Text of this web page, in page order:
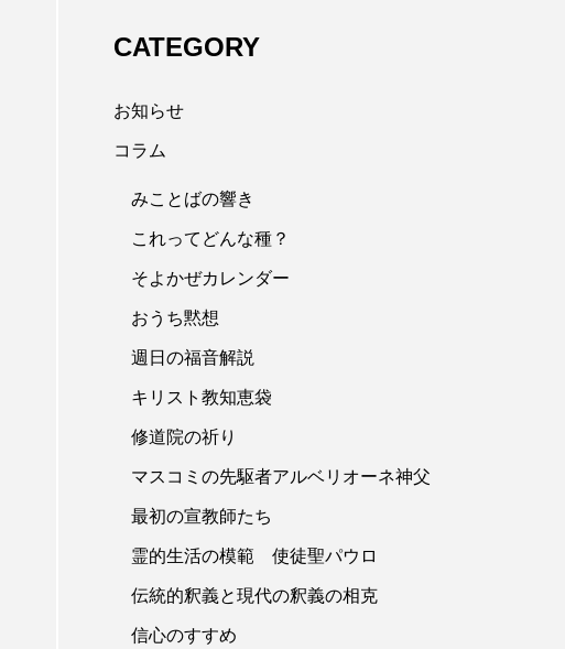
CATEGORY
お知らせ
コラム
みことばの響き
これってどんな種？
そよかぜカレンダー
おうち黙想
週日の福音解説
キリスト教知恵袋
修道院の祈り
マスコミの先駆者アルベリオーネ神父
最初の宣教師たち
霊的生活の模範 使徒聖パウロ
伝統的釈義と現代の釈義の相克
信心のすすめ